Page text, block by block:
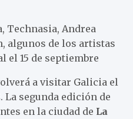
Technasia, Andrea
algunos de los artistas
el 15 de septiembre
a visitar Galicia el
. La segunda edición de
en la ciudad de La